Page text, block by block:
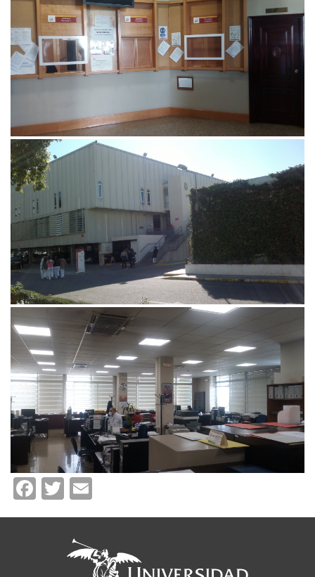
Facebook
Twitter